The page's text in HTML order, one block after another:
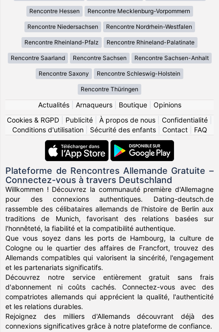
Rencontre Hessen Rencontre Mecklenburg-Vorpommern
Rencontre Niedersachsen Rencontre Nordrhein-Westfalen
Rencontre Rheinland-Pfalz Rencontre Rhineland-Palatinate
Rencontre Saarland Rencontre Sachsen Rencontre Sachsen-Anhalt
Rencontre Saxony Rencontre Schleswig-Holstein
Rencontre Thüringen
Actualités| Arnaqueurs| Boutique| Opinions
Cookies & RGPD
Publicité À propos de nous Confidentialité
Conditions d'utilisation| Sécurité des enfants| Contact| FAQ
Plateforme de Rencontres Allemande Gratuite –
Connectez-vous à travers Deutschland
Willkommen ! Découvrez la communauté première d'Allemagne
pour des connexions authentiques. Dating-deutsch.de
rassemble des célibataires allemands de l'histoire de Berlin aux
traditions de Munich, favorisant des relations basées sur
l'honnêteté, la fiabilité et la compatibilité authentique.
Que vous soyez dans les ports de Hambourg, la culture de
Cologne ou le quartier des affaires de Francfort, trouvez des
Allemands compatibles qui valorisent la sincérité, l'engagement
et les partenariats significatifs.
Découvrez notre service entièrement gratuit sans frais
d'abonnement ni coûts cachés. Connectez-vous avec des
compatriotes allemands qui apprécient la qualité, l'authenticité
et les relations durables.
Rejoignez des milliers d'Allemands découvrant déjà des
connexions significatives grâce à notre plateforme de confiance.